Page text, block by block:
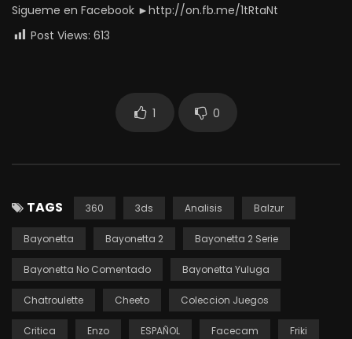
Sigueme en Facebook ►http://on.fb.me/1tRtaNt
Post Views: 613
1 0
TAGS 360 3ds Analisis Balzur
Bayonetta Bayonetta 2 Bayonetta 2 Serie
Bayonetta No Comentado Bayonetta Yuluga
Chatroulette Cheeto Coleccion Juegos
Critica Enzo ESPAÑOL Facecam Friki